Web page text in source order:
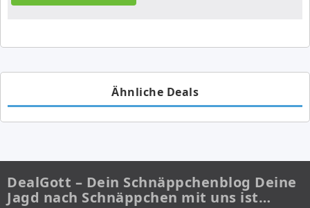
Ähnliche Deals
DealGott – Dein Schnäppchenblog Deine
Jagd nach Schnäppchen mit uns ist…